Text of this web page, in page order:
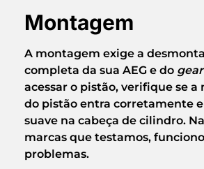
Montagem
A montagem exige a
completa da sua AEG e do
acessar o pistão, verifique se a
do pistão entra corretamente
suave na cabeça de cilindro.
marcas que testamos,
problemas.